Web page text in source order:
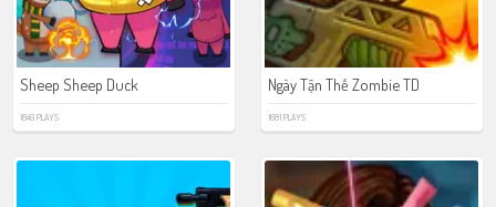
Sheep Sheep Duck
1849 PLAYS
Ngày Tận Thế Zombie TD
1681 PLAYS